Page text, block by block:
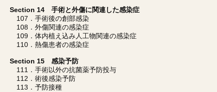
Section 14 手術と外傷に関連した感染症
107．手術後の創部感染
108．外傷関連の感染症
109．体内植え込み人工物関連の感染症
110．熱傷患者の感染症
Section 15 感染予防
111．手術以外の抗菌薬予防投与
112．術後感染予防
113．予防接種